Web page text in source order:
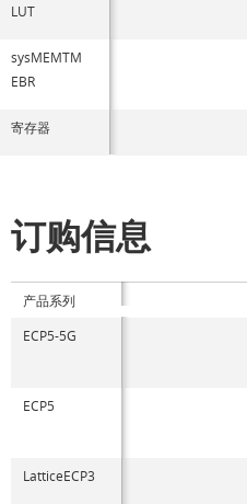
LUT
sysMEMTM
EBR
寄存器
订购信息
产品系列
ECP5-5G
ECP5
LatticeECP3